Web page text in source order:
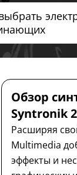
Обзор
Syntronik
Расширяя
Multimedia
эффекты и